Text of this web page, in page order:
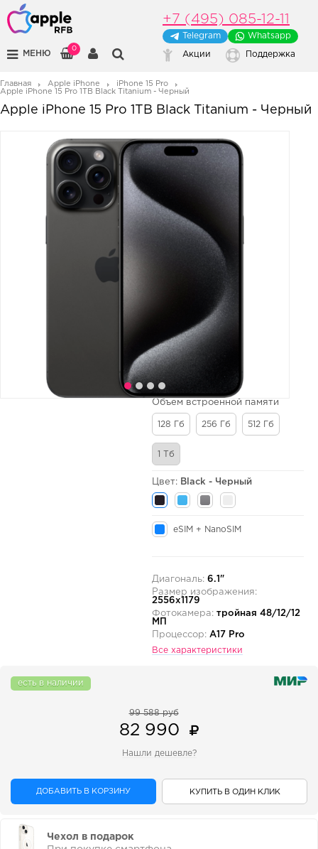
МЕНЮ
0
+7 (495) 085-12-11
Telegram Whatsapp
Акции Поддержка
Главная Apple iPhone
iPhone 15 Pro
Apple iPhone 15 Pro 1TB Black Titanium - Черный
Apple iPhone 15 Pro 1TB Black Titanium - Черный
Объем встроенной памяти
128 Гб 256 Гб 512 Гб
1 Тб
Цвет: Black - Черный
eSIM + NanoSIM
Диагональ: 6.1"
Размер изображения:
2556x1179
Фотокамера: тройная 48/12/12
МП
Процессор: A17 Pro
Все характеристики
есть в наличии
99 588 руб
82 990
Нашли дешевле?
ДОБАВИТЬ В КОРЗИНУ КУПИТЬ В ОДИН КЛИК
Чехол в подарок